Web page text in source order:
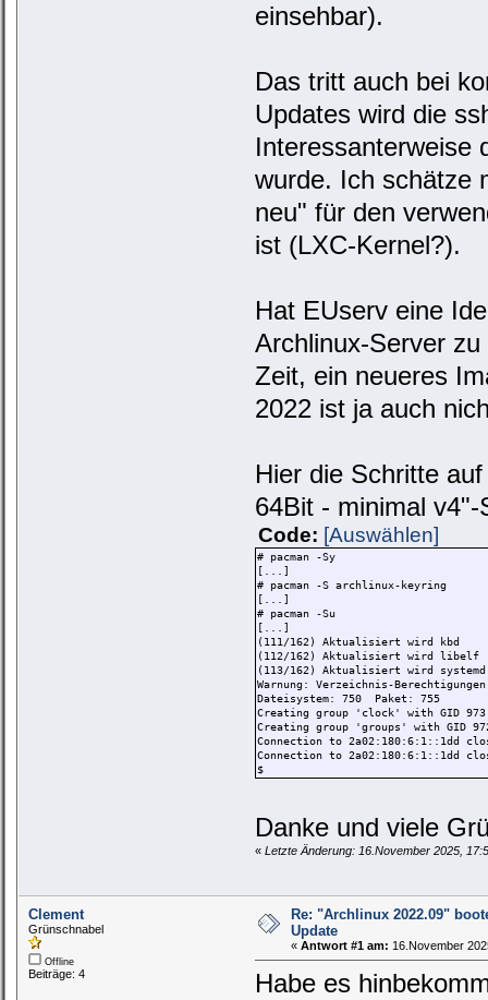
einsehbar).
Das tritt auch bei
Updates wird die
Interessanterweise
wurde. Ich schätze
neu" für den
ist (LXC-Kernel?).
Hat EUserv eine
Archlinux-Server
Zeit, ein neueres
2022 ist ja auch
Hier die Schritte
64Bit - minimal
Code: [Auswählen]
# pacman -Sy
[...]
# pacman -S archlinux-keyring
[...]
# pacman -Su
[...]
(111/162) Aktualisiert
(112/162) Aktualisiert
(113/162) Aktualisiert
Warnung: Verzeichnis-
Dateisystem: 750 Paket: 755
Creating group 'clock' with GID
Creating group 'groups' with GID
Connection to 2a02:180:6:1::1dd
Connection to 2a02:180:6:1::1dd
$
Danke und viele
«Letzte Änderung: 16.November 2025,
Clement
Grünschnabel
Offline
Beiträge: 4
Re: "Archlinux 2022.09"
Update
« Antwort #1 am: 16.November
Habe es